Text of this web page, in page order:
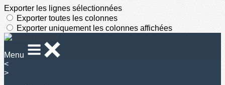
Exporter les lignes sélectionnées
Exporter toutes les colonnes
Exporter uniquement les colonnes affichées
Menu
<
>